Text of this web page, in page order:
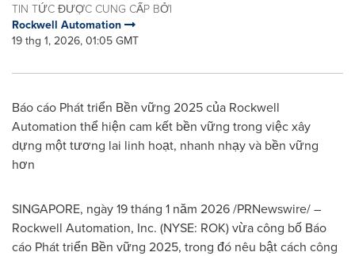
TIN TỨC ĐƯỢC CUNG CẤP BỞI
Rockwell Automation
19 thg 1, 2026, 01:05 GMT
Báo cáo Phát triển Bền vững 2025 của Rockwell
Automation thể hiện cam kết bền vững trong việc xây
dựng một tương lai linh hoạt, nhanh nhạy và bền vững
hơn
SINGAPORE, ngày 19 tháng 1 năm 2026 /PRNewswire/ –
Rockwell Automation, Inc. (NYSE: ROK) vừa công bố Báo
cáo Phát triển Bền vững 2025, trong đó nêu bật cách công